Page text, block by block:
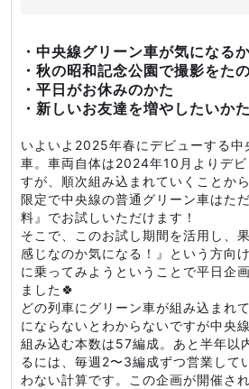
・中央線グリーン車が気になる
・秋の昭和記念公園で撮影をた
・平日がお休みのかた
・新しいお友達を増やしたいかた
いよいよ2025年春にデビューする中
車。車両自体は2024年10月よりデ
すが、順次組み込まれていくことか
限定で中央線の普通グリーン車はた
料』でお試しいただけます！
そこで、このお試し期間を活用し、
感じなのか気になる！』という方向
に乗ってみようということで平日企
ました🍀
どの列車にグリーン車が組み込まれ
にならないとわからないですが中央
組み込む本数は57編成。あと半年以
るには、毎週2〜3編成ずつ営業して
わない計算です。この企画が開催さ